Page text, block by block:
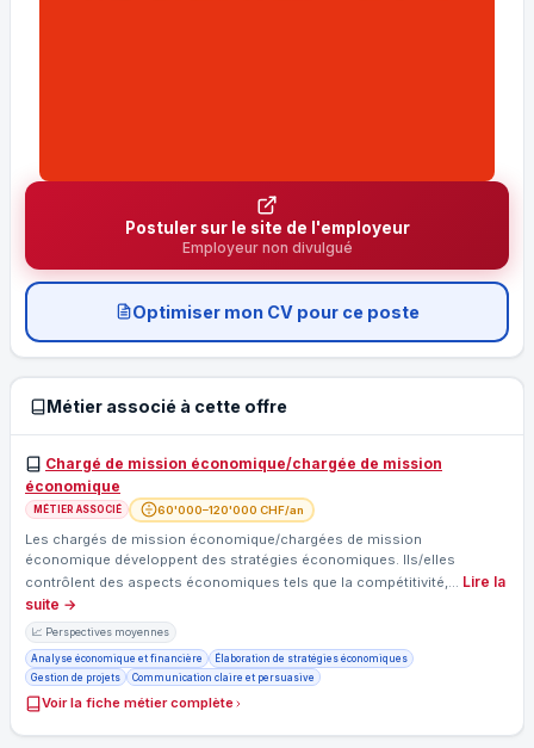
Postuler sur le site de l'employeur
Employeur non divulgué
Optimiser mon CV pour ce poste
Métier associé à cette offre
Chargé de mission économique/chargée de mission
économique
MÉTIER ASSOCIÉ 60'000–120'000 CHF/an
Les chargés de mission économique/chargées de mission
économique développent des stratégies économiques. Ils/elles
contrôlent des aspects économiques tels que la compétitivité,… Lire la
suite →
📈 Perspectives moyennes
Analyse économique et financière
Élaboration de stratégies économiques
Gestion de projets
Communication claire et persuasive
Voir la fiche métier complète